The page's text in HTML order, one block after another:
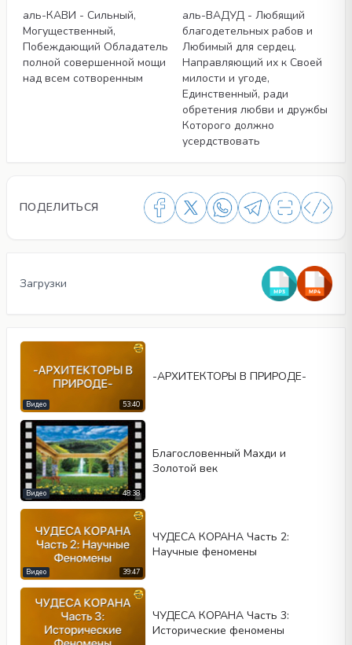
аль-КАВИ - Сильный,
Могущественный,
Побеждающий Обладатель
полной совершенной мощи
над всем сотворенным
аль-ВАДУД - Любящий
благодетельных рабов и
Любимый для сердец.
Направляющий их к Своей
милости и угоде,
Единственный, ради
обретения любви и дружбы
Которого должно
усердствовать
ПОДЕЛИТЬСЯ
Тип видео
Автовоспроизведение
Kontrolleri göster
Повтор
Ширина
Высота
Загрузки
53:40
Видео
-АРХИТЕКТОРЫ В ПРИРОДЕ-
48:38
Видео
Благословенный Махди и
Золотой век
39:47
Видео
ЧУДЕСА КОРАНА Часть 2:
Научные феномены
ЧУДЕСА КОРАНА Часть 3:
Исторические феномены